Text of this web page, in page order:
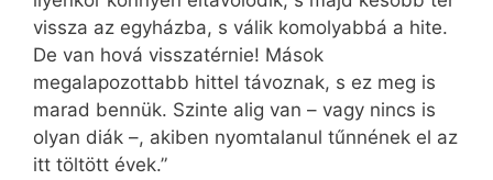
vissza az egyházba, s válik komolyabbá a hite.
De van hová visszatérnie! Mások
megalapozottabb hittel távoznak, s ez meg is
marad bennük. Szinte alig van – vagy nincs is
olyan diák –, akiben nyomtalanul tűnnének el az
itt töltött évek.”